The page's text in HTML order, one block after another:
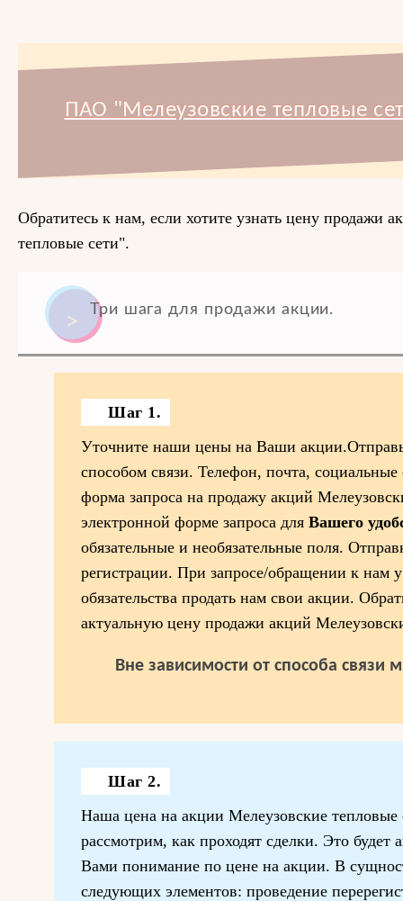
ПАО "Мелеузовские тепловые
Обратитесь к нам, если хотите узнать цену продажи
тепловые сети".
Три шага для продажи акции.
Шаг 1.
Уточните наши цены на Ваши
способом связи. Телефон, почта, социальные
форма запроса на продажу акций
электронной форме запроса для Вашего
обязательные и необязательные поля.
регистрации. При запросе/обращении к нам
обязательства продать нам свои акции.
актуальную цену продажи акций
Вне зависимости от способа связи
Шаг 2.
Наша цена на акции Мелеузовские
рассмотрим, как проходят сделки. Это будет
Вами понимание по цене на акции. В
следующих элементов: проведение